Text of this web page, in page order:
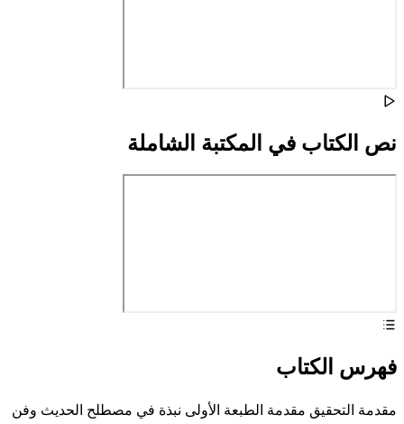
نص الكتاب في المكتبة الشاملة
فهرس الكتاب
مقدمة التحقيق مقدمة الطبعة الأولى نبذة في مصطلح الحديث وفن